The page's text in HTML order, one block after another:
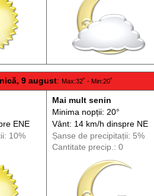
9 august: Max:32˚ - Min:20˚
ENE
: 10%
Mai mult senin
Minima nopții: 20°
Vânt: 14 km/h dinspreNE
Șanse de precipitații: 5%
Cantitate precip.: 0